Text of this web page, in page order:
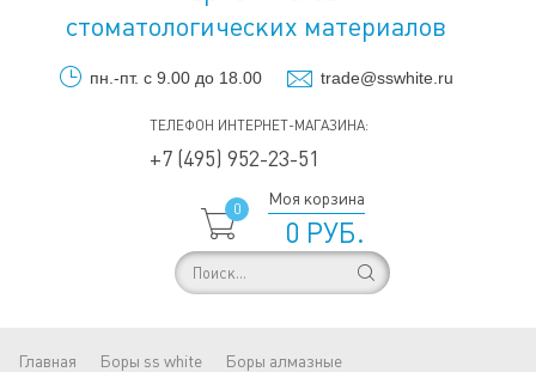
стоматологических материалов
пн.-пт. с 9.00 до 18.00 trade@sswhite.ru
ТЕЛЕФОН ИНТЕРНЕТ-МАГАЗИНА:
+7 (495) 952-23-51
0
Моя корзина
0 РУБ.
Главная Боры ss white
Боры алмазные